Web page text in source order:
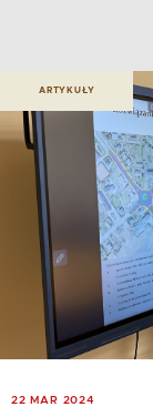
ARTYKUŁY
22 MAR 2024